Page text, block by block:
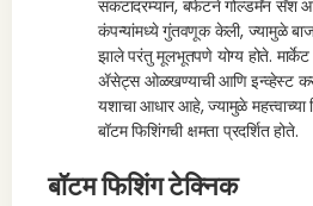
संकटादरम्यान, बफेटने गोल्डमॅन सॅश
कंपन्यांमध्ये गुंतवणूक केली, ज्यामुळे
झाले परंतु मूलभूतपणे योग्य होते.
ॲसेट्स ओळखण्याची आणि इन्व्हेस्ट
यशाचा आधार आहे, ज्यामुळे महत्त्वाच्या
बॉटम फिशिंगची क्षमता प्रदर्शित होते.
बॉटम फिशिंग टेक्निक